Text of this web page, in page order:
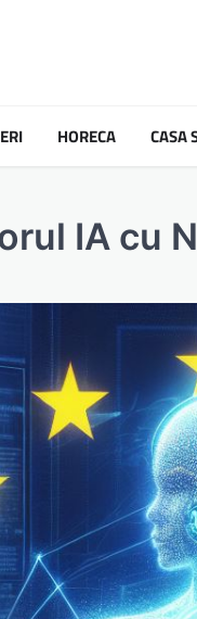
HORECA CASA
IA cu